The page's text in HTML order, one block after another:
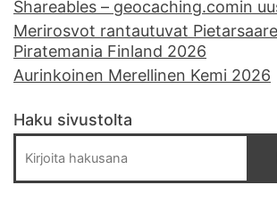
Shareables – geocaching.comin
Merirosvot rantautuvat
Piratemania Finland 2026
Aurinkoinen Merellinen Kemi 2026
Haku sivustolta